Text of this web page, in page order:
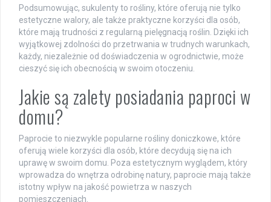
Podsumowując, sukulenty to rośliny, które oferują nie tylko
estetyczne walory, ale także praktyczne korzyści dla osób,
które mają trudności z regularną pielęgnacją roślin. Dzięki ich
wyjątkowej zdolności do przetrwania w trudnych warunkach,
każdy, niezależnie od doświadczenia w ogrodnictwie, może
cieszyć się ich obecnością w swoim otoczeniu.
Jakie są zalety posiadania paproci w
domu?
Paprocie to niezwykle popularne rośliny doniczkowe, które
oferują wiele korzyści dla osób, które decydują się na ich
uprawę w swoim domu. Poza estetycznym wyglądem, który
wprowadza do wnętrza odrobinę natury, paprocie mają także
istotny wpływ na jakość powietrza w naszych
pomieszczeniach.